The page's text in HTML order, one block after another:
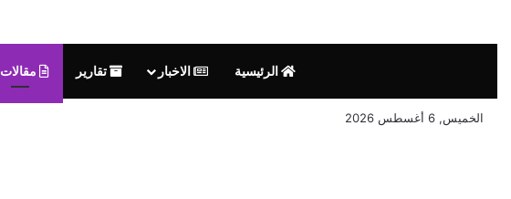
الرئيسية الاخبار تقارير مقالات
الخميس, 6 أغسطس 2026